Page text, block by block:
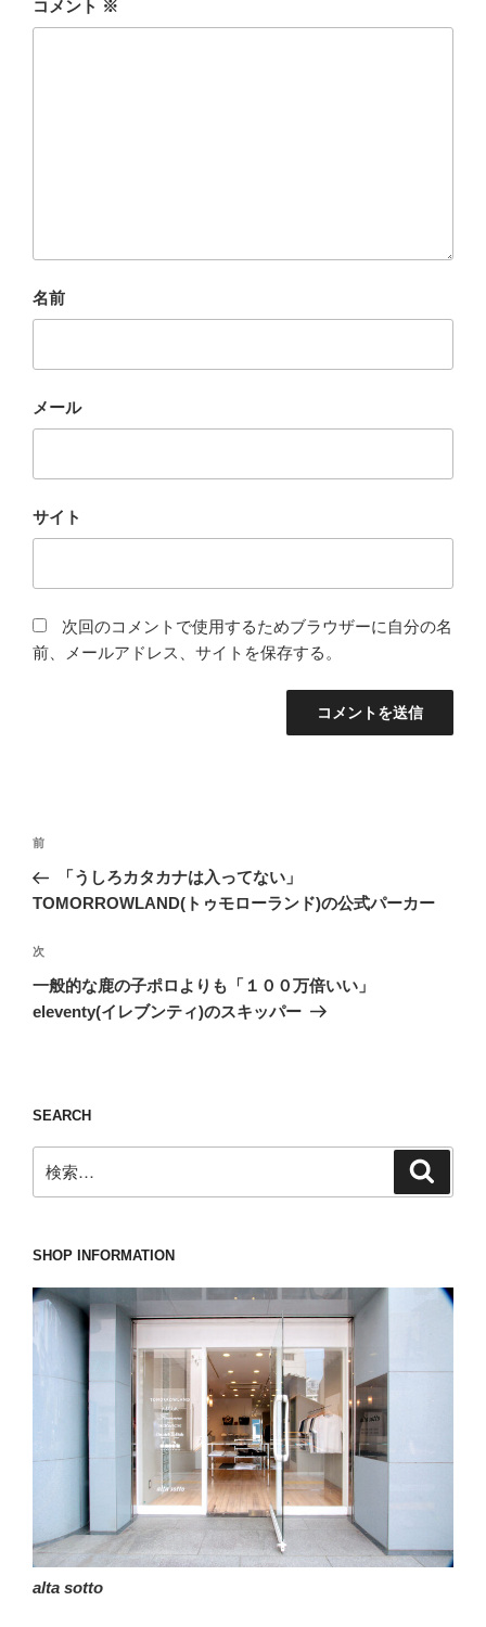
コメント ※
名前
メール
サイト
次回のコメントで使用するためブラウザーに自分の名
前、メールアドレス、サイトを保存する。
投
ナ
ゲ
ー
シ
前
の
投
前
「うしろカタカナは入ってない」
TOMORROWLAND(トゥモローランド)の公式パーカー
次
投
次
一般的な鹿の子ポロよりも「１００万倍いい」
eleventy(イレブンティ)のスキッパー
SEARCH
索:
SHOP INFORMATION
alta sotto